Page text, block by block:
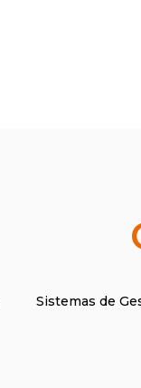
Sistemas de